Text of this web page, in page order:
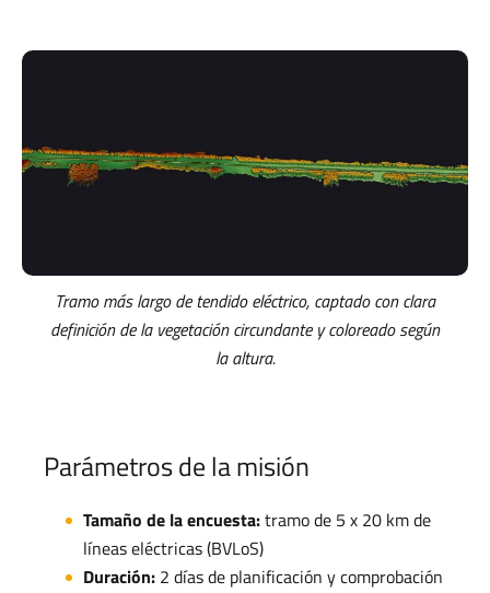
Tramo más largo de tendido eléctrico, captado con clara
definición de la vegetación circundante y coloreado según
la altura.
Parámetros de la misión
Tamaño de la encuesta:tramo de 5 x 20 km de
líneas eléctricas (BVLoS)
Duración: 2 días de planificación y comprobación